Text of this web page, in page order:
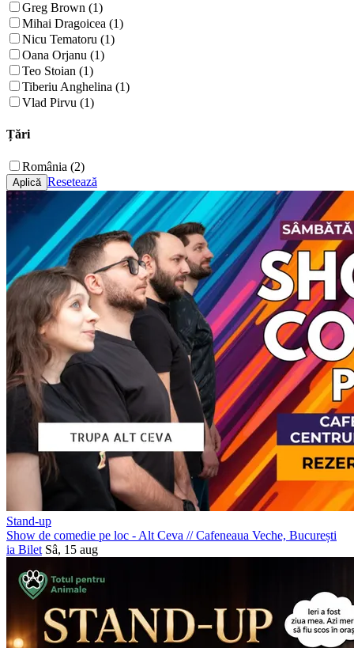
Greg Brown (1)
Mihai Dragoicea (1)
Nicu Tematoru (1)
Oana Orjanu (1)
Teo Stoian (1)
Tiberiu Anghelina (1)
Vlad Pirvu (1)
Țări
România (2)
Resetează
Stand-up
Show de comedie pe loc - Alt Ceva //Cafeneaua Veche, București
ia Bilet Sâ, 15 aug